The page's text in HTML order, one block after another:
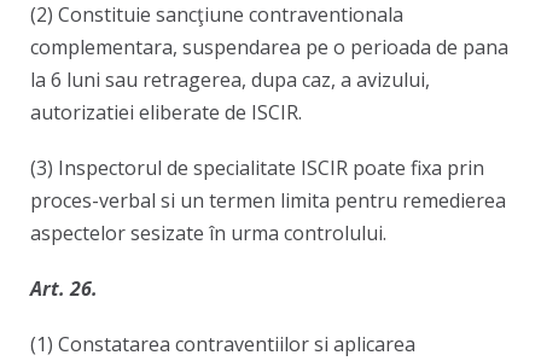
(2) Constituie sancţiune contraventionala
complementara, suspendarea pe o perioada de pana
la 6 luni sau retragerea, dupa caz, a avizului,
autorizatiei eliberate de ISCIR.
(3) Inspectorul de specialitate ISCIR poate fixa prin
proces-verbal si un termen limita pentru remedierea
aspectelor sesizate în urma controlului.
Art. 26.
(1) Constatarea contraventiilor si aplicarea